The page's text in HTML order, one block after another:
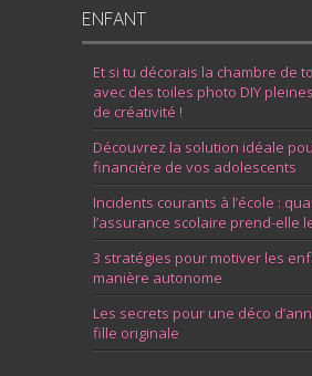
ENFANT
Et si tu décorais la chambre de
avec des toiles photo DIY
de créativité !
Découvrez la solution idéale
financière de vos adolescents
Incidents courants à l’école :
l’assurance scolaire prend-elle
3 stratégies pour motiver les
manière autonome
Les secrets pour une déco
fille originale